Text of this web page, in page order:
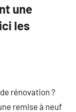
une
les
rénovation ?
remise à neuf